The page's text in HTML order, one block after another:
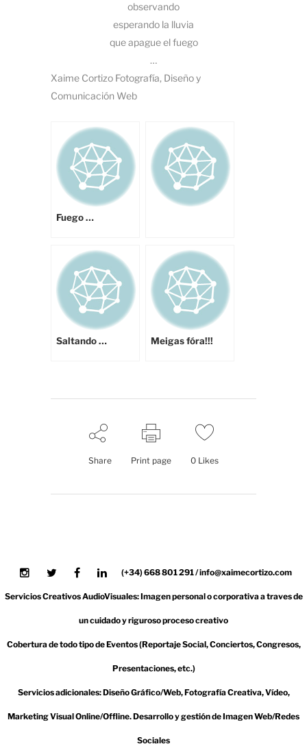
observando
esperando la lluvia
que apague el fuego
…
Xaime Cortizo Fotografía, Diseño y
Comunicación Web
Fuego …
Saltando … Meigas fóra!!!
Share Print page 0 Likes
(+34) 668 801 291 / info@xaimecortizo.com
Servicios Creativos AudioVisuales: Imagen personal o corporativa a traves de
un cuidado y riguroso proceso creativo
Cobertura de todo tipo de Eventos (Reportaje Social, Conciertos, Congresos,
Presentaciones, etc.)
Servicios adicionales: Diseño Gráfico/Web, Fotografía Creativa, Vídeo,
Marketing Visual Online/Offline. Desarrollo y gestión de Imagen Web/Redes
Sociales